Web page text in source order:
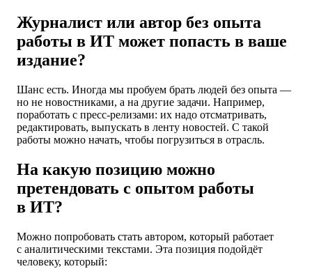
Журналист или автор без опыта
работы в ИТ может попасть в ваше
издание?
Шанс есть. Иногда мы пробуем брать людей без опыта —
но не новостниками, а на другие задачи. Например,
поработать с пресс-релизами: их надо отсматривать,
редактировать, выпускать в ленту новостей. С такой
работы можно начать, чтобы погрузиться в отрасль.
На какую позицию можно
претендовать с опытом работы
в ИТ?
Можно попробовать стать автором, который работает
с аналитическими текстами. Эта позиция подойдёт
человеку, который: